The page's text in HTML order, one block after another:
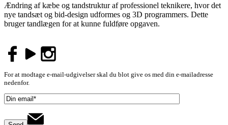
Ændring af kæbe og tandstruktur af professionel teknikere, hvor det
nye tandsæt og bid-design udformes og 3D programmers. Dette
bruger tandlægen for at kunne fuldføre opgaven.
For at modtage e-mail-udgivelser skal du blot give os med din e-mailadresse
nedenfor.